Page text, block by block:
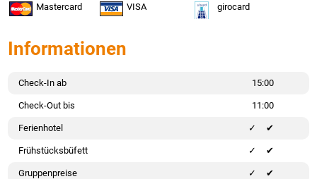
Mastercard VISA girocard
Informationen
Check-In ab 15:00
Check-Out bis 11:00
Ferienhotel ✔
Frühstücksbüfett ✔
Gruppenpreise ✔